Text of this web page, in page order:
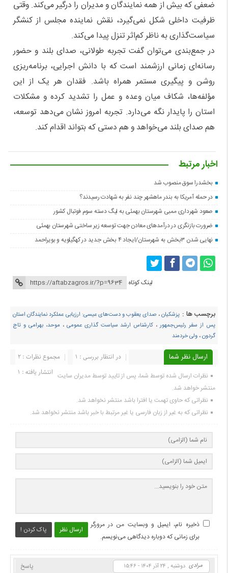
ضعفی که بیش از همه نمایندگان و مدیران را درگیر می‌کند. وقتی
ظرفیت داخلی شکل نمی‌گیرد، نقش نماینده مجلس از کنشگر
سیاست‌گذاری به ناظر کم‌اثر تنزل پیدا می‌کند.
در جمع‌بندی می‌توان گفت تجربه طولانی، صدای بلند و حضور
رسانه‌ای زمانی ارزشمند است که با دانش اجرایی، برنامه‌ریزی
روشن و پیگیری مستمر همراه باشد. فقدان هر یک از این
مؤلفه‌ها، شکاف میان وعده و عمل را تشدید کرده و مشکلات
استان را پایدار نگه می‌دارد. تجربه امروز نشان می‌دهد توسعه،
هم صدای بلند می‌خواهد و هم دستی که بتواند اقدام کند.
اخبار مرتبط
بخشدرا سوق منصوب شد
در حمله آمریکا به بندر ماهشهر چند نفر به شهادت رسیدند؟
صعود شهرداری ممبی شهرستان بهمئی به لیگ دسته سوم فوتبال کشور
ضرورت بازنگری در درآمدهای معادن جهت توسعه زیر ساختی شهرستان بهمئی
نهایی شدن ۳بخش به شهرستان/ایجاد ۴ بخش جدید در کهگیلویه و بویراحمد
لینک کوتاه
برچسب ها : پزشکیان، صدای یعقوب و دست‌های عیسی: ارزیابی عملکرد نمایندگان استان
پس از سفر رئیس‌جمهور، کارشناس ارشد سیاست گذاری عمومی ، موحد، بهرامی و تاج
گردون، ولی خردمند
ارسال نظر شما مجموع نظرات : 2
در انتظار بررسی : 1
انتشار یافته : ۱ نظرات ارسال شده توسط شما، پس از تایید توسط مدیران سایت
منتشر خواهد شد.
نظراتی که حاوی تهمت یا افترا باشد منتشر نخواهد شد.
نظراتی که به غیر از زبان فارسی یا غیر مرتبط با خبر باشد منتشر نخواهد شد.
ارسال نظر پاک کردن !
ذخیره نام، ایمیل و وبسایت من در مرورگر
برای زمانی که دوباره دیدگاهی می‌نویسم.
مرادی دوشنبه , ۲۴ آذر ۱۴۰۴ - ۱۵:۴۶
پاسخ